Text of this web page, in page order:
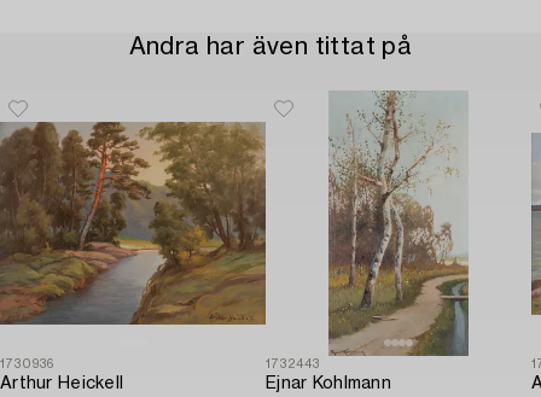
Andra har även tittat på
1730936
Arthur Heickell
1732443
Ejnar Kohlmann